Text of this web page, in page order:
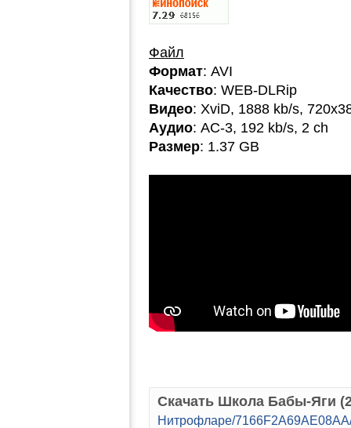
Файл
Формат: AVI
Качество: WEB-DLRip
Видео: XviD, 1888 kb/s,
Аудио: AC-3, 192 kb/s, 2 ch
Размер: 1.37 GB
Скачать Школа Бабы-Яги
Hитpoфлape/